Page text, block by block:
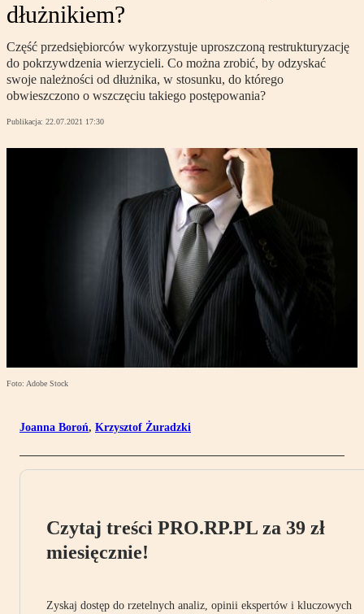
dłużnikiem?
Część przedsiębiorców wykorzystuje uproszczoną restrukturyzację
do pokrzywdzenia wierzycieli. Co można zrobić, by odzyskać
swoje należności od dłużnika, w stosunku, do którego
obwieszczono o wszczęciu takiego postępowania?
Publikacja: 22.07.2021 17:30
Foto: Adobe Stock
Joanna Boroń, Krzysztof Żuradzki
Czytaj treści PRO.RP.PL za 39 zł
miesięcznie!
Zyskaj dostęp do rzetelnych analiz, opinii ekspertów i kluczowych